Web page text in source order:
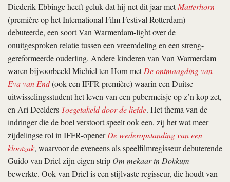
Diederik Ebbinge heeft geluk dat hij net dit jaar metMatterhorn
(première op het International Film Festival Rotterdam)
debuteerde, een soort Van Warmerdam-light over de
onuitgesproken relatie tussen een vreemdeling en een streng-
gereformeerde ouderling. Andere kinderen van Van Warmerdam
waren bijvoorbeeld Michiel ten Horn metDe ontmaagding van
Eva van End(ook een IFFR-première) waarin een Duitse
uitwisselingsstudent het leven van een pubermeisje op z’n kop zet,
en Ari Deelders Toegetakeld door de liefde. Het thema van de
indringer die de boel verstoort speelt ook een, zij het wat meer
zijdelingse rol in IFFR-openerDe wederopstanding van een
klootzak, waarvoor de eveneens als speelfilmregisseur debuterende
Guido van Driel zijn eigen strip Om mekaar in Dokkum
bewerkte. Ook van Driel is een stijlvaste regisseur, die houdt van